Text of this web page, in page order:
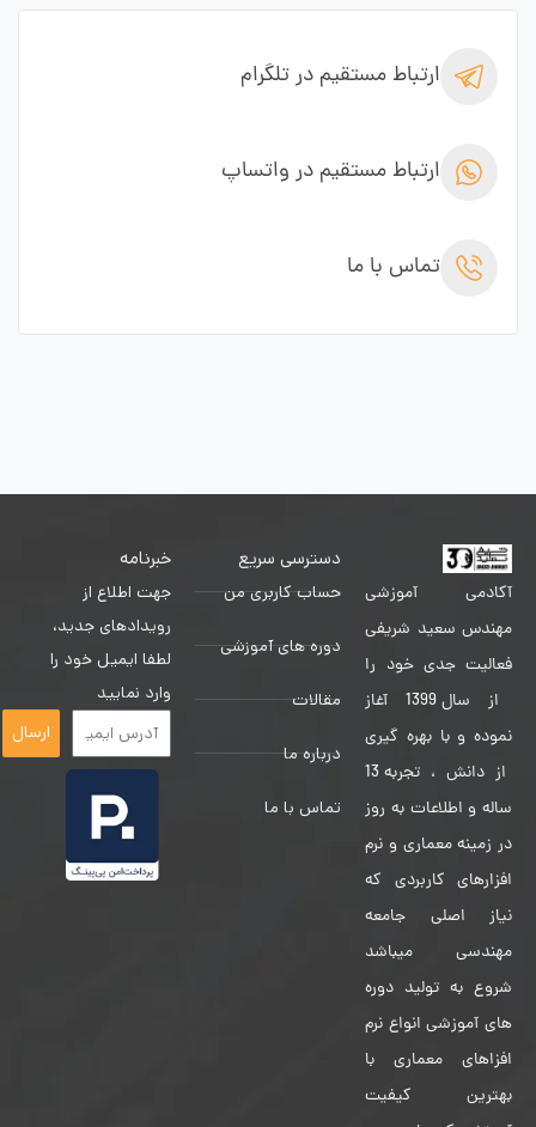
ارتباط مستقیم در تلگرام
ارتباط مستقیم در واتساپ
تماس با ما
آکادمی آموزشی
مهندس سعید شریفی
فعالیت جدی خود را
از سال 1399 آغاز
نموده و با بهره گیری
از دانش ، تجربه 13
ساله و اطلاعات به روز
در زمینه معماری و نرم
افزارهای کاربردی که
نیاز اصلی جامعه
مهندسی میباشد
شروع به تولید دوره
های آموزشی انواع نرم
افزاهای معماری با
بهترین کیفیت
دسترسی سریع
حساب کاربری من
دوره های آموزشی
مقالات
درباره ما
تماس با ما
خبرنامه
جهت اطلاع از
رویدادهای جدید،
لطفا ایمیل خود را
وارد نمایید
ارسال